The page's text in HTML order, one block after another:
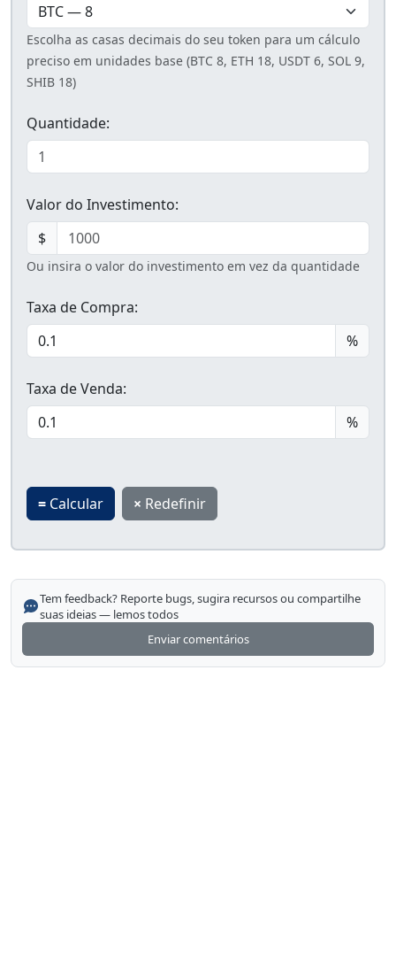
Escolha as casas decimais do seu token para um cálculo
preciso em unidades base (BTC 8, ETH 18, USDT 6, SOL 9,
SHIB 18)
Quantidade:
Valor do Investimento:
$
Ou insira o valor do investimento em vez da quantidade
Taxa de Compra:
%
Taxa de Venda:
%
= Calcular × Redefinir
Tem feedback? Reporte bugs, sugira recursos ou compartilhe
suas ideias — lemos todos
Enviar comentários